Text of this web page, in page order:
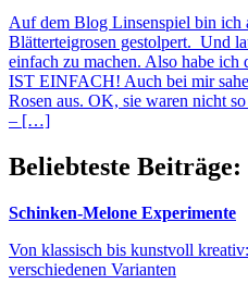
Auf dem Blog Linsenspiel bin ich
Blätterteigrosen gestolpert. Und
einfach zu machen. Also habe ich
IST EINFACH! Auch bei mir
Rosen aus. OK, sie waren nicht
– […]
Beliebteste Beiträge:
Schinken-Melone Experimente
Von klassisch bis kunstvoll
verschiedenen Varianten